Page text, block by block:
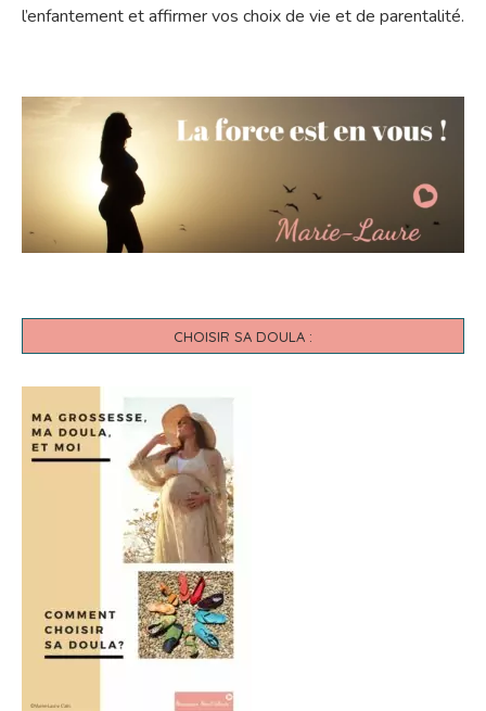
l’enfantement et affirmer vos choix de vie et de parentalité.
CHOISIR SA DOULA :